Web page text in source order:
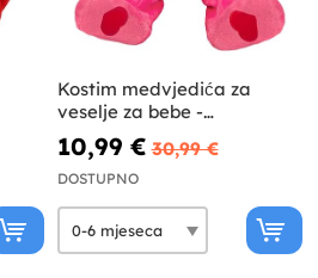
Kostim medvjedića za
veselje za bebe -
Medvjedići za brigu
10,99 € 30,99 €
DOSTUPNO